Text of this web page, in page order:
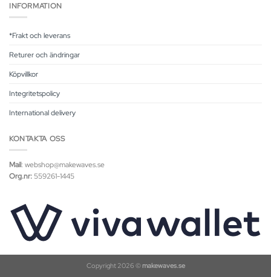
INFORMATION
*Frakt och leverans
Returer och ändringar
Köpvillkor
Integritetspolicy
International delivery
KONTAKTA OSS
Mail: webshop@makewaves.se
Org.nr: 559261-1445
Copyright 2026 ©makewaves.se